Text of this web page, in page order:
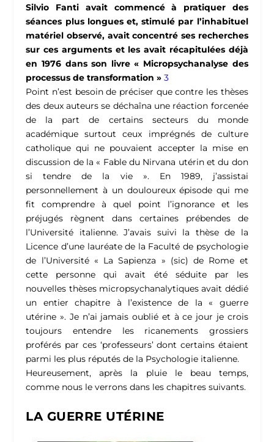
Silvio Fanti avait commencé à pratiquer des
séances plus longues et, stimulé par l’inhabituel
matériel observé, avait concentré ses recherches
sur ces arguments et les avait récapitulées déjà
en 1976 dans son livre « Micropsychanalyse des
processus de transformation » 3
Point n’est besoin de préciser que contre les thèses
des deux auteurs se déchaîna une réaction forcenée
de la part de certains secteurs du monde
académique surtout ceux imprégnés de culture
catholique qui ne pouvaient accepter la mise en
discussion de la « Fable du Nirvana utérin et du don
si tendre de la vie ». En 1989, j’assistai
personnellement à un douloureux épisode qui me
fit comprendre à quel point l’ignorance et les
préjugés règnent dans certaines prébendes de
l’Université italienne. J’avais suivi la thèse de la
Licence d’une lauréate de la Faculté de psychologie
de l’Université « La Sapienza » (sic) de Rome et
cette personne qui avait été séduite par les
nouvelles thèses micropsychanalytiques avait dédié
un entier chapitre à l’existence de la « guerre
utérine ». Je n’ai jamais oublié et à ce jour je crois
toujours entendre les ricanements grossiers
proférés par ces ‘professeurs’ dont certains étaient
parmi les plus réputés de la Psychologie italienne.
Heureusement, après la pluie le beau temps,
comme nous le verrons dans les chapitres suivants.
LA GUERRE UTÉRINE